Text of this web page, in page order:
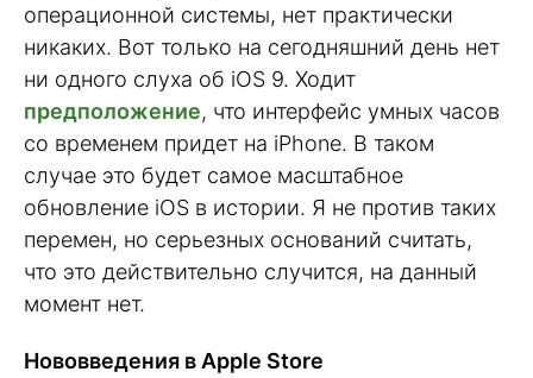
операционной системы, нет практически
никаких. Вот только на сегодняшний день нет
ни одного слуха об iOS 9. Ходит
предположение, что интерфейс умных часов
со временем придет на iPhone. В таком
случае это будет самое масштабное
обновление iOS в истории. Я не против таких
перемен, но серьезных оснований считать,
что это действительно случится, на данный
момент нет.
Нововведения в Apple Store